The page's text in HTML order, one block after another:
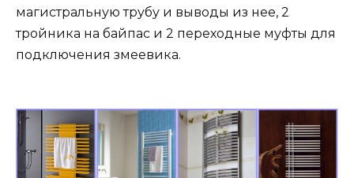
магистральную трубу и выводы из нее, 2
тройника на байпас и 2 переходные муфты для
подключения змеевика.